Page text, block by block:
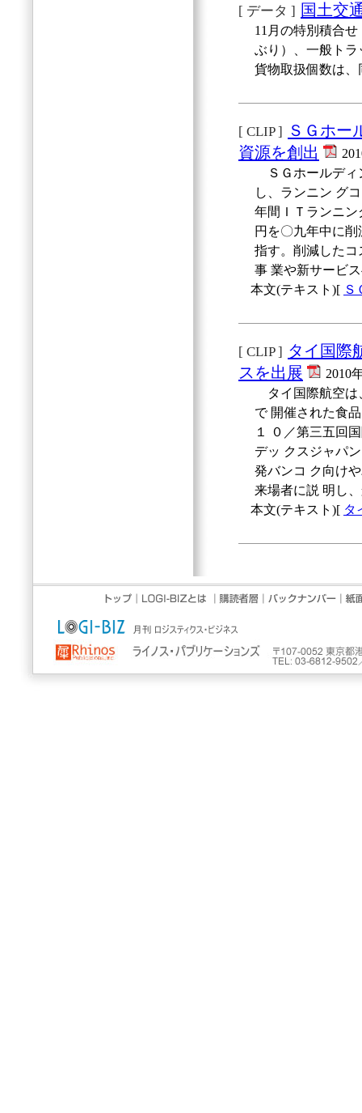
[ データ ] 国土交
11月の特別積合
ぶり）、一般トラ
貨物取扱個数は、
[ CLIP ]
ＳＧホー
資源を創出
ＳＧホールディ
し、ランニン グ
年間ＩＴランニ
円を〇九年中に
指す。削減した
事 業や新サービ
本文(テキスト)[ Ｓ
[ CLIP ] タイ国際
スを出展
2010
タイ国際航空は
で 開催された食
１ ０／第三五回
デッ クスジャパ
発バンコ ク向け
来場者に説 明し
本文(テキスト)[ タ